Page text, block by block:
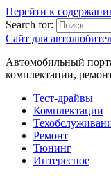
Перейти к
Search for:
Сайт для
Автомобильный
комплектации,
Тест-драйвы
Комплектации
Ремонт
Тюнинг
Интересное